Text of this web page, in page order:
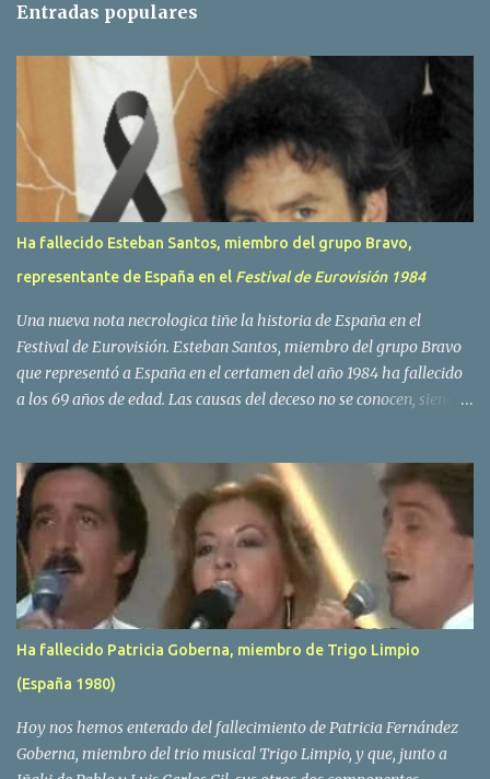
r
s
Entradas populares
Ha fallecido Esteban Santos, miembro del grupo Bravo,
representante de España en el Festival de Eurovisión 1984
Una nueva nota necrologica tiñe la historia de España en el
Festival de Eurovisión. Esteban Santos, miembro del grupo Bravo
que representó a España en el certamen del año 1984 ha fallecido
a los 69 años de edad. Las causas del deceso no se conocen, siendo
traves de las redes sociales. Nacido en Tolosa en 1951, durante su
epoca universitaria en la carrera de empresariales conoció al
estudiante de medicina Luis Villar, comenzando a actuar
juntos,Santos a la guitarra y Villar al piano, sin atreverse a dar el
salto al mercado profesional. Sin embargo esto cambió gracias a la
propia Amaia Saizar, que tras su abandono de Trigo Limpio,
recibió por parte de la discografica Hispavox el encargo de crear
un nuevo grupo, reclutando al duo de amigos y a la ex modelo
Yolanda Hoyos. Con los cuatro surgió en el año 1982 el grupo
Ha fallecido Patricia Goberna, miembro de Trigo Limpio
(España 1980)
Hoy nos hemos enterado del fallecimiento de Patricia Fernández
Goberna, miembro del trio musical Trigo Limpio, y que, junto a